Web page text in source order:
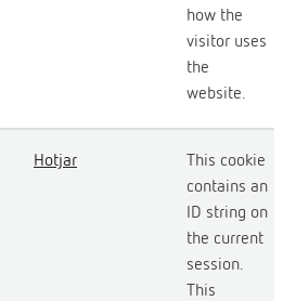
how the
visitor uses
the
website.
Hotjar
This cookie
contains an
ID string on
the current
session.
This